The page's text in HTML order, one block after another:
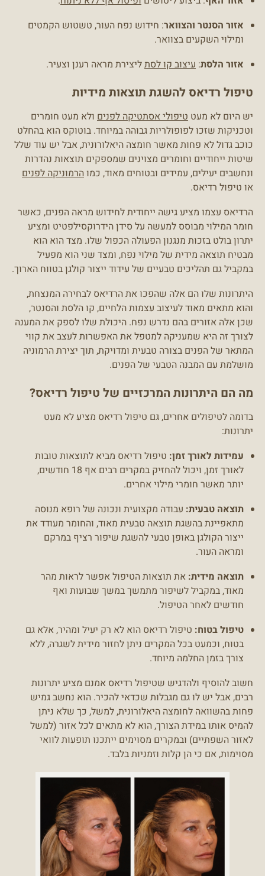
אזור הסנטר והצוואר: חידוש נפח העור, טשטוש הקמטים
ומילוי השקעים בצוואר.
אזור הלסת: עיצוב קו לסתליצירת מראה רענן וצעיר.
טיפול רדיאס להשגת תוצאות מידיות
יש היום לא מעט טיפולי אסתטיקה לפנים ולא מעט חומרים
וטכניקות שזכו לפופולריות גבוהה במיוחד. בוטוקס הוא בהחלט
כוכב גדול לא פחות מאשר חומצה היאלורונית, אבל יש עוד שלל
שיטות ייחודיים וחומרים מצוינים שמספקים תוצאות נהדרות
ונחשבים יעילים, עמידים ובטוחים מאוד, כמוהרמוניקה לפנים
או טיפול רדיאס.
הרדיאס עצמו מציע גישה ייחודית לחידוש מראה הפנים, כאשר
חומר המילוי מבוסס למעשה על סידן הידרוקסילפטיט ומציע
יתרון בולט בזכות מנגנון הפעולה הכפול שלו. מצד הוא הוא
מבטיח תוצאה מידית של מילוי נפח, ומצד שני הוא מפעיל
במקביל גם תהליכים טבעיים של עידוד ייצור קולגן בטווח הארוך.
היתרונות שלו הם אלה שהפכו את הרדיאס לבחירה המנצחת,
והוא מתאים מאוד לעיצוב עצמות הלחיים, קו הלסת והסנטר,
שכן אלה אזורים בהם נדרש נפח. היכולת שלו לספק את המענה
לצורך זה היא שמעניקה למטפל את האפשרות לעצב את קווי
המתאר של הפנים בצורה טבעית ומדויקת, תוך יצירת הרמוניה
מושלמת עם המבנה הטבעי של הפנים.
מה הם היתרונות המרכזיים של טיפול רדיאס?
בדומה לטיפולים אחרים, גם טיפול רדיאס מציע לא מעט
יתרונות:
עמידות לאורך זמן: טיפול רדיאס מביא לתוצאות טובות
לאורך זמן, ויכול להחזיק במקרים רבים אף 18 חודשים,
יותר מאשר חומרי מילוי אחרים.
תוצאה טבעית: עבודה מקצועית ונכונה של רופא מנוסה
מתאפיינת בהשגת תוצאה טבעית מאוד, והחומר מעודד את
ייצור הקולגן באופן טבעי להשגת שיפור רציף במרקם
ומראה העור.
תוצאה מידית: את תוצאות הטיפול אפשר לראות מהר
מאוד, במקביל לשיפור מתמשך במשך שבועות ואף
חודשים לאחר הטיפול.
טיפול בטוח: טיפול רדיאס הוא לא רק יעיל ומהיר, אלא גם
בטוח, וכמעט בכל המקרים ניתן לחזור מידית לשגרה, ללא
צורך בזמן החלמה מיוחד.
חשוב להוסיף ולהדגיש שטיפול רדיאס אמנם מציע יתרונות
רבים, אבל יש לו גם מגבלות שכדאי להכיר. הוא נחשב גמיש
פחות בהשוואה לחומצה היאלורונית, למשל, כך שלא ניתן
להמיס אותו במידת הצורך, הוא לא מתאים לכל אזור (למשל
לאזור השפתיים) ובמקרים מסוימים ייתכנו תופעות לוואי
מסוימות, אם כי הן קלות וזמניות בלבד.